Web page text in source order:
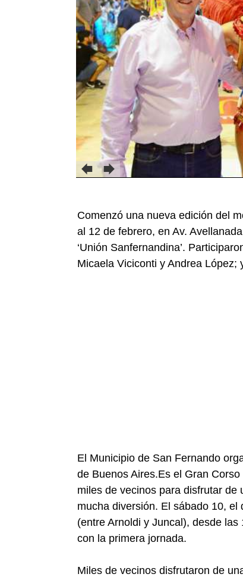
Comenzó una nueva edición del
al 12 de febrero, en Av.
‘Unión Sanfernandina’.
Micaela Viciconti y Andrea López;
El Municipio de San Fernando
de Buenos Aires.Es el Gran
miles de vecinos para disfrutar de
mucha diversión. El sábado 10, el
(entre Arnoldi y Juncal), desde
con la primera jornada.
Miles de vecinos disfrutaron de